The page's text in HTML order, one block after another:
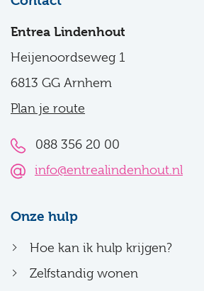
Entrea Lindenhout
Heijenoordseweg 1
6813 GG Arnhem
Plan je route
088 356 20 00
info@entrealindenhout.nl
Onze hulp
Hoe kan ik hulp krijgen?
Zelfstandig wonen